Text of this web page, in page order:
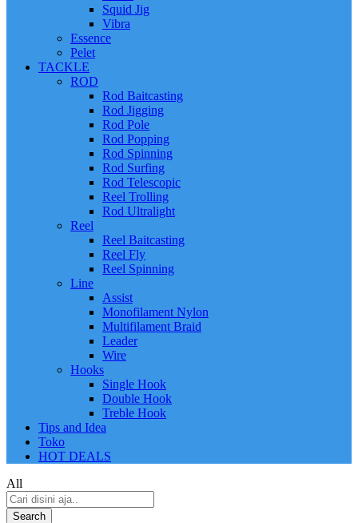
Squid Jig
Vibra
Essence
Pelet
TACKLE
ROD
Rod Baitcasting
Rod Jigging
Rod Pole
Rod Popping
Rod Spinning
Rod Surfing
Rod Telescopic
Reel Trolling
Rod Ultralight
Reel
Reel Baitcasting
Reel Fly
Reel Spinning
Line
Assist
Monofilament Nylon
Multifilament Braid
Leader
Wire
Hooks
Single Hook
Double Hook
Treble Hook
Tips and Idea
Toko
HOT DEALS
All
Search